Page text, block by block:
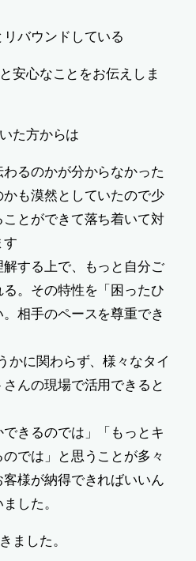
バウンドしている
安心なことをお伝えしま
た方からは
るのかが分からなかった
かも漠然としていたので少
ことができて落ち着いて対
す
解する上で、もっと自分ご
る。その特性を「困ったひ
相手のペースを尊重でき
かに関わらず、様々なタイ
んの現場で活用できると
できるのでは」「もっとキ
では」と思うことが多々
様が納得できればいいん
した。
ました。